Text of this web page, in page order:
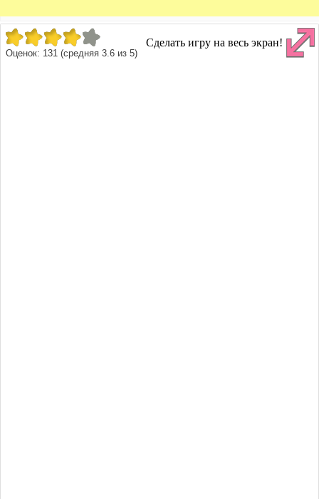
Оценок: 131 (средняя 3.6 из 5)
Сделать игру на весь экран!